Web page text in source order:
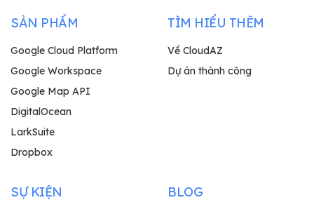
SẢN PHẨM
Google Cloud Platform
Google Workspace
Google Map API
DigitalOcean
LarkSuite
Dropbox
TÌM HIỂU THÊM
Về CloudAZ
Dự án thành công
SỰ KIỆN BLOG